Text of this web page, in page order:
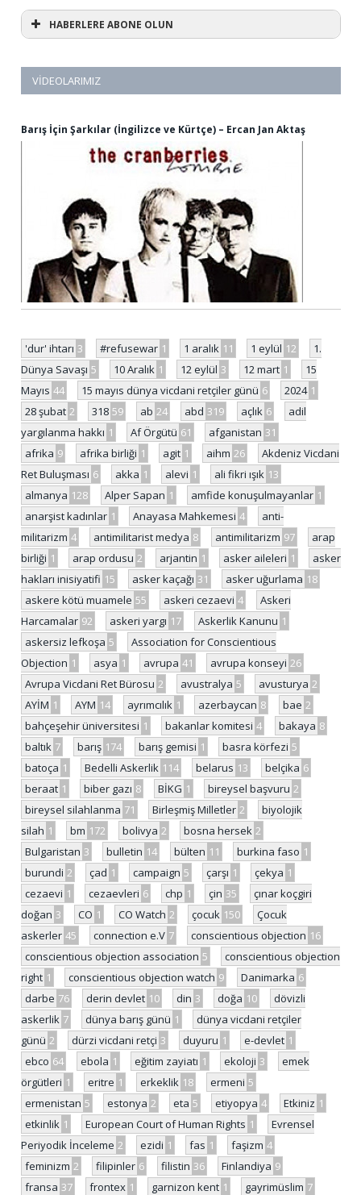
HABERLERE ABONE OLUN
VIDEOLARIMIZ
Barış İçin Şarkılar (İngilizce ve Kürtçe) – Ercan Jan Aktaş
'dur' ihtarı 3 #refusewar 1 1 aralık 11 1 eylül 12
1.
Dünya Savaşı 5 10 Aralık 1 12 eylül 3 12 mart 1
15
Mayıs 44 15 mayıs dünya vicdani retçiler günü 6 2024 1
28 şubat 2 318 59 ab 24 abd 319 açlık 6
adil
yargılanma hakkı 1 Af Örgütü 61 afganistan 31
afrika 9 afrika birliği 1 agit 1 aihm 26
Akdeniz Vicdani
Ret Buluşması 6 akka 1 alevi 1 ali fikri ışık 13
almanya 128 Alper Sapan 1 amfide konuşulmayanlar 1
anarşist kadınlar 1 Anayasa Mahkemesi 4
anti-
militarizm 4 antimilitarist medya 8 antimilitarizm 97
arap
birliği 1 arap ordusu 2 arjantin 1 asker aileleri 1
asker
hakları inisiyatifi 15 asker kaçağı 31 asker uğurlama 18
askere kötü muamele 55 askeri cezaevi 4
Askeri
Harcamalar 92 askeri yargı 17 Askerlik Kanunu 1
askersiz lefkoşa 5
Association for Conscientious
Objection 1 asya 1 avrupa 41 avrupa konseyi 26
Avrupa Vicdani Ret Bürosu 2 avustralya 5 avusturya 2
AYİM 1 AYM 14 ayrımcılık 1 azerbaycan 8 bae 2
bahçeşehir üniversitesi 1 bakanlar komitesi 4 bakaya 8
baltık 7 barış 174 barış gemisi 1 basra körfezi 5
batoça 1 Bedelli Askerlik 114 belarus 13 belçika 6
beraat 1 biber gazı 8 BİKG 1 bireysel başvuru 2
bireysel silahlanma 71 Birleşmiş Milletler 2
biyolojik
silah 1 bm 172 bolivya 2 bosna hersek 2
Bulgaristan 3 bulletin 14 bülten 11 burkina faso 1
burundi 2 çad 1 campaign 5 çarşı 1 çekya 1
cezaevi 1 cezaevleri 6 chp 1 çin 35
çınar koçgiri
doğan 3 CO 1 CO Watch 2 çocuk 150
Çocuk
askerler 45 connection e.V 7 conscientious objection 16
conscientious objection association 5
conscientious objection
right 1 conscientious objection watch 9 Danimarka 6
darbe 76 derin devlet 10 din 3 doğa 10
dövizli
askerlik 7 dünya barış günü 1
dünya vicdani retçiler
günü 2 dürzi vicdani retçi 3 duyuru 1 e-devlet 1
ebco 64 ebola 1 eğitim zayiatı 1 ekoloji 3
emek
örgütleri 1 eritre 1 erkeklik 18 ermeni 5
ermenistan 5 estonya 2 eta 5 etiyopya 4 Etkiniz 1
etkinlik 1 European Court of Human Rights 1
Evrensel
Periyodik İnceleme 2 ezidi 1 fas 1 faşizm 4
feminizm 2 filipinler 6 filistin 36 Finlandiya 9
fransa 37 frontex 1 garnizon kent 1 gayrimüslim 7